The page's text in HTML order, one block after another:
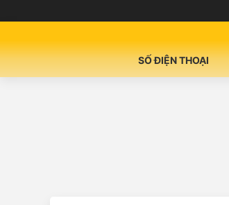
SỐ ĐIỆN THOẠI